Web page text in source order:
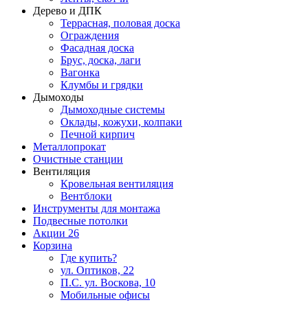
Дерево и ДПК
Террасная, половая доска
Ограждения
Фасадная доска
Брус, доска, лаги
Вагонка
Клумбы и грядки
Дымоходы
Дымоходные системы
Оклады, кожухи, колпаки
Печной кирпич
Металлопрокат
Очистные станции
Вентиляция
Кровельная вентиляция
Вентблоки
Инструменты для монтажа
Подвесные потолки
Акции 26
Корзина
Где купить?
ул. Оптиков, 22
П.С. ул. Воскова, 10
Мобильные офисы